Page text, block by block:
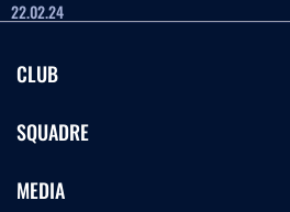
22.02.24
20.12.23
Con Luca Sighinolfi
CLUB
SQUADRE
MEDIA